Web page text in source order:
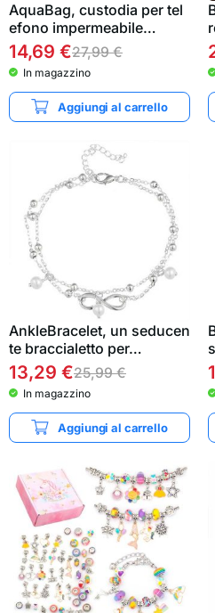
AquaBag, custodia per tel
efono impermeabile…
14,69 €27,99€
In magazzino
Aggiungi al carrello
AnkleBracelet, un seducen
te braccialetto per…
13,29 €25,99€
In magazzino
Aggiungi al carrello